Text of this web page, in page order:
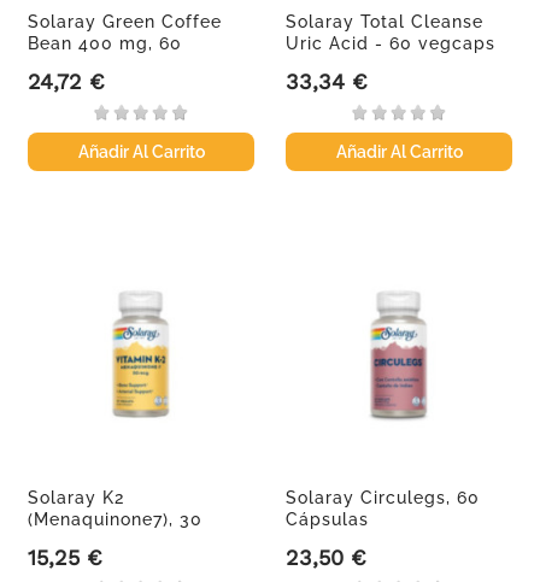
Solaray Green Coffee
Bean 400 mg, 60
Precio
24,72 €
Añadir Al Carrito
Solaray Total Cleanse
Uric Acid - 60 vegcaps
Precio
33,34 €
Añadir Al Carrito
Solaray K2
(Menaquinone7), 30
Precio
15,25 €
Solaray Circulegs, 60
Cápsulas
Precio
23,50 €